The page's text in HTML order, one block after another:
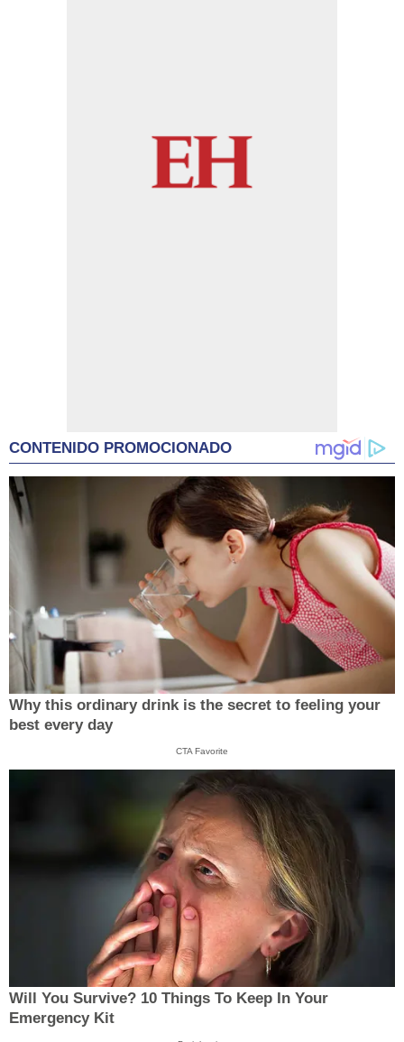
CONTENIDO PROMOCIONADO
Why this ordinary drink is the secret to feeling your
best every day
CTA Favorite
Will You Survive? 10 Things To Keep In Your
Emergency Kit